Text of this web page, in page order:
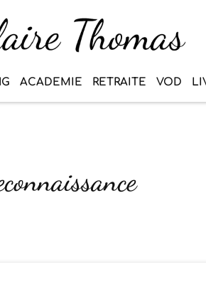
ACADEMIE RETRAITE VOD